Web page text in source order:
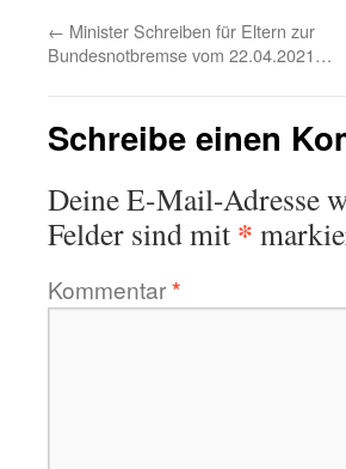
← Minister Schreiben für Eltern zur
Bundesnotbremse vom 22.04.2021…
Schreibe einen
Deine E-Mail-Adresse
Felder sind mit *
Kommentar*